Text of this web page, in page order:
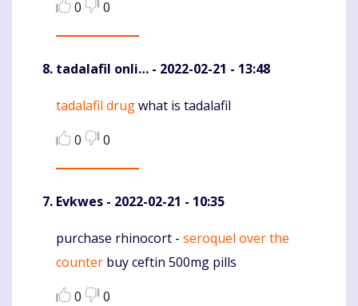
0
0
tadalafil onli… - 2022-02-21 - 13:48
Komentaras
tadalafil drugwhat is tadalafil
0
0
Evkwes - 2022-02-21 - 10:35
Komentaras
purchase rhinocort - seroquel over the
counter buy ceftin 500mg pills
0
0